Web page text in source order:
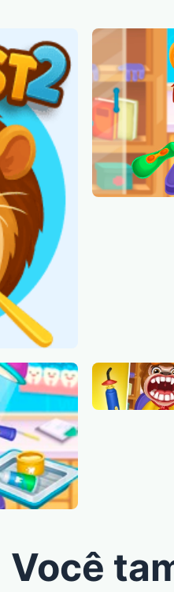
Você